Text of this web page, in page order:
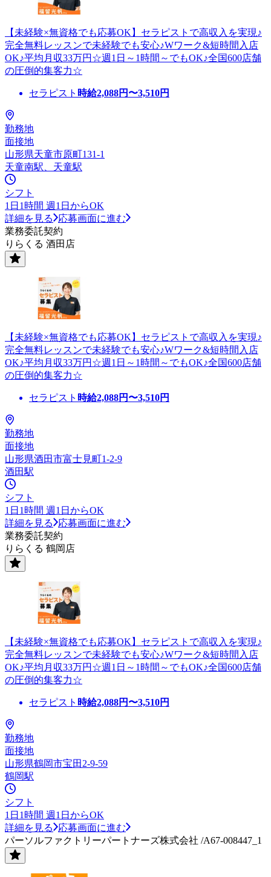
【未経験×無資格でも応募OK】セラピストで高収入を実現♪
完全無料レッスンで未経験でも安心♪Wワーク&短時間入店
OK♪平均月収33万円☆週1日～1時間～でもOK♪全国600店舗
の圧倒的集客力☆
セラピスト 時給2,088円〜3,510円
勤務地
面接地
山形県天童市原町131-1
天童南駅、天童駅
シフト
1日1時間 週1日からOK
詳細を見る
応募画面に進む
業務委託契約
りらくる 酒田店
【未経験×無資格でも応募OK】セラピストで高収入を実現♪
完全無料レッスンで未経験でも安心♪Wワーク&短時間入店
OK♪平均月収33万円☆週1日～1時間～でもOK♪全国600店舗
の圧倒的集客力☆
セラピスト 時給2,088円〜3,510円
勤務地
面接地
山形県酒田市富士見町1-2-9
酒田駅
シフト
1日1時間 週1日からOK
詳細を見る
応募画面に進む
業務委託契約
りらくる 鶴岡店
【未経験×無資格でも応募OK】セラピストで高収入を実現♪
完全無料レッスンで未経験でも安心♪Wワーク&短時間入店
OK♪平均月収33万円☆週1日～1時間～でもOK♪全国600店舗
の圧倒的集客力☆
セラピスト 時給2,088円〜3,510円
勤務地
面接地
山形県鶴岡市宝田2-9-59
鶴岡駅
シフト
1日1時間 週1日からOK
詳細を見る
応募画面に進む
パーソルファクトリーパートナーズ株式会社 /A67-008447_1